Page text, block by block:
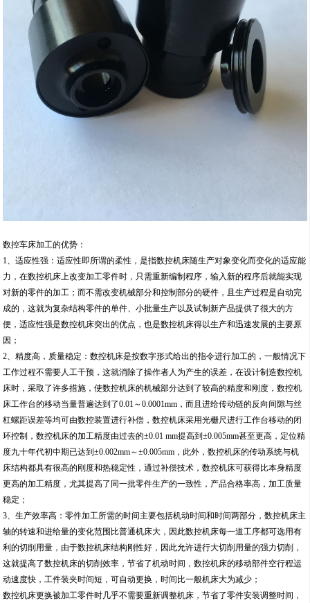
数控车床加工的优势：
1、适应性强：适应性即所谓的柔性，是指数控机床随生产对象变化而变化的适应能
力，在数控机床上改变加工零件时，只需重新编制程序，输入新的程序后就能实现
对新的零件的加工；而不需改变机械部分和控制部分的硬件，且生产过程是自动完
成的，这就为复杂结构零件的单件、小批量生产以及试制新产品提供了很大的方
便，适应性强是数控机床突出的优点，也是数控机床得以生产和迅速发展的主要原
因；
2、精度高，质量稳定：数控机床是按数字形式给出的指令进行加工的，一般情况下
工作过程不需要人工干预，这就消除了操作者人为产生的误差，在设计制造数控机
床时，采取了许多措施，使数控机床的机械部分达到了较高的精度和刚度，数控机
床工作台的移动当量普遍达到了0.01～0.0001mm，而且进给传动链的反向间隙与丝
杠螺距误差等均可由数控装置进行补偿，数控机床采用光栅尺进行工作台移动的闭
环控制，数控机床的加工精度由过去的±0.01 mm提高到±0.005mm甚至更高，定位精
度九十年代初中期已达到±0.002mm～±0.005mm，此外，数控机床的传动系统与机
床结构都具有很高的刚度和热稳定性，通过补偿技术，数控机床可获得比本身精度
更高的加工精度，尤其提高了同一批零件生产的一致性，产品合格率高，加工质量
稳定；
3、生产效率高：零件加工所需的时间主要包括机动时间和时间两部分，数控机床主
轴的转速和进给量的变化范围比普通机床大，因此数控机床每一道工序都可选用有
利的切削用量，由于数控机床结构刚性好，因此允许进行大切削用量的强力切削，
这就提高了数控机床的切削效率，节省了机动时间，数控机床的移动部件空行程运
动速度快，工件装夹时间短，可自动更换，时间比一般机床大为减少；
数控机床更换被加工零件时几乎不需要重新调整机床，节省了零件安装调整时间，